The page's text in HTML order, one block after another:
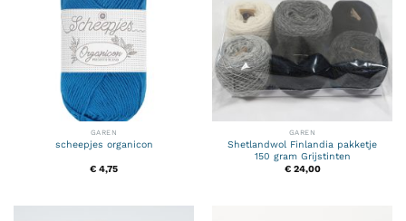
GAREN
scheepjes organicon
€ 4,75
GAREN
Shetlandwol Finlandia pakketje
150 gram Grijstinten
€24,00